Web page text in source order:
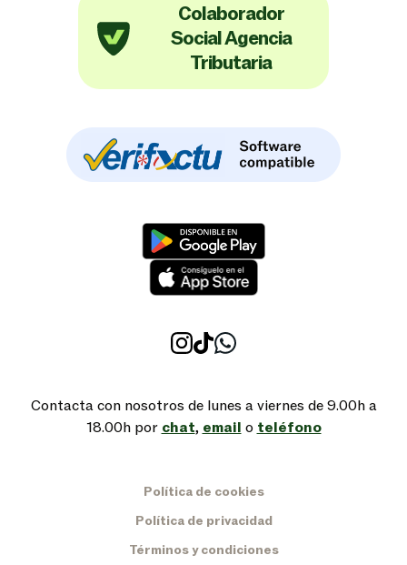
Colaborador
Social Agencia
Tributaria
Contacta con nosotros de lunes a viernes de 9.00h a
18.00h por chat, email o teléfono
Política de cookies
Política de privacidad
Términos y condiciones